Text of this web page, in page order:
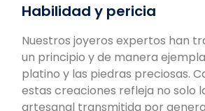
Habilidad y pericia
Nuestros joyeros expertos han
un principio y de manera
platino y las piedras preciosas.
estas creaciones refleja no solo
artesanal transmitida por